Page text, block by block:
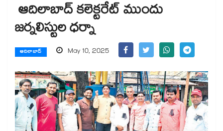
ఆదిలాబాద్ కలెక్టరేట్​ ముందు
జర్నలిస్టుల ధర్నా
ఆదిలాబాద్ May 10, 2025